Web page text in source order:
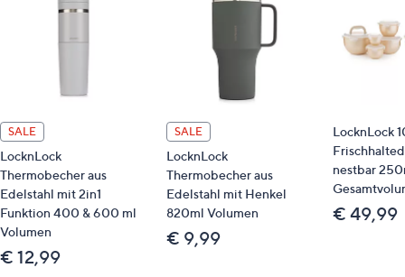
keine kohlensäurehaltigen Getränke einfüllen
Material
Becher und Deckel: Acrylnitril-Styrol-Copolymer
(AS) (Temperaturbereich: -20 °C bis +70 °C)
Trinkhalm: Tritan (Temperaturbereich: -40 °C bis
Dichtung: Silikon
Maße
SALE
LocknLock
Thermobecher aus
Edelstahl mit 2in1
Funktion 400 & 600 ml
Volumen
€ 12,99
SALE
LocknLock
Thermobecher aus
Edelstahl mit Henkel
820ml Volumen
€ 9,99
LocknLock
nestbar
€ 49,99